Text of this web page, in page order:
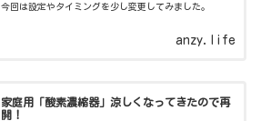
今回は設定やタイミングを少し変更してみました。
anzy.life
家庭用「酸素濃縮器」涼しくなってきたので再
開！